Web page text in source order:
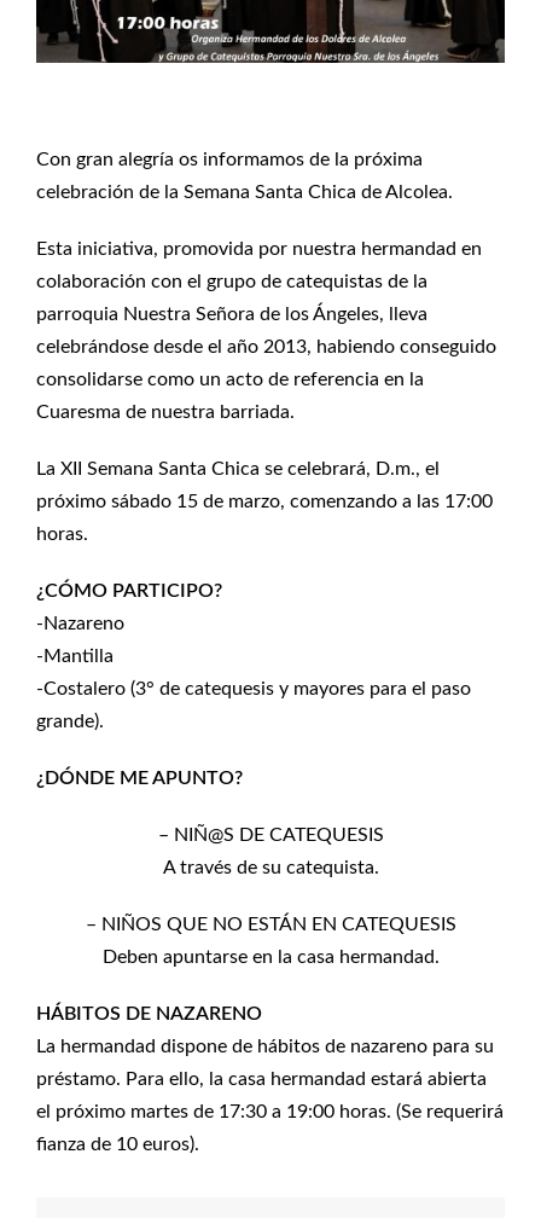
Con gran alegría os informamos de la próxima
celebración de la Semana Santa Chica de Alcolea.
Esta iniciativa, promovida por nuestra hermandad en
colaboración con el grupo de catequistas de la
parroquia Nuestra Señora de los Ángeles, lleva
celebrándose desde el año 2013, habiendo conseguido
consolidarse como un acto de referencia en la
Cuaresma de nuestra barriada.
La XII Semana Santa Chica se celebrará, D.m., el
próximo sábado 15 de marzo, comenzando a las 17:00
horas.
¿CÓMO PARTICIPO?
-Nazareno
-Mantilla
-Costalero (3° de catequesis y mayores para el paso
grande).
¿DÓNDE ME APUNTO?
– NIÑ@S DE CATEQUESIS
A través de su catequista.
– NIÑOS QUE NO ESTÁN EN CATEQUESIS
Deben apuntarse en la casa hermandad.
HÁBITOS DE NAZARENO
La hermandad dispone de hábitos de nazareno para su
préstamo. Para ello, la casa hermandad estará abierta
el próximo martes de 17:30 a 19:00 horas. (Se requerirá
fianza de 10 euros).